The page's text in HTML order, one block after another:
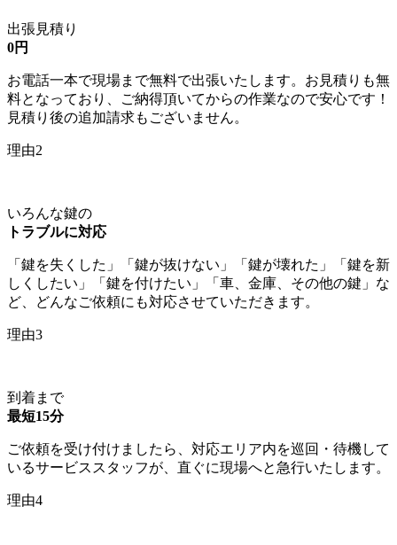
出張見積り
0円
お電話一本で現場まで無料で出張いたします。お見積りも無
料となっており、ご納得頂いてからの作業なので安心です！
見積り後の追加請求もございません。
理由2
いろんな鍵の
トラブルに対応
「鍵を失くした」「鍵が抜けない」「鍵が壊れた」「鍵を新
しくしたい」「鍵を付けたい」「車、金庫、その他の鍵」な
ど、どんなご依頼にも対応させていただきます。
理由3
到着まで
最短15分
ご依頼を受け付けましたら、対応エリア内を巡回・待機して
いるサービススタッフが、直ぐに現場へと急行いたします。
理由4